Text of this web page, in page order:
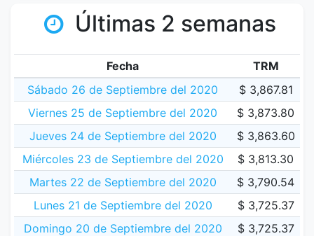
Últimas 2 semanas
Fecha
TRM
Sábado 26 de Septiembre del 2020
$ 3,867.81
Viernes 25 de Septiembre del 2020
$ 3,873.80
Jueves 24 de Septiembre del 2020
$ 3,863.60
Miércoles 23 de Septiembre del 2020
$ 3,813.30
Martes 22 de Septiembre del 2020
$ 3,790.54
Lunes 21 de Septiembre del 2020
$ 3,725.37
Domingo 20 de Septiembre del 2020
$ 3,725.37